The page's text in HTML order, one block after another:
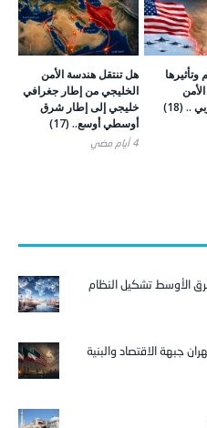
وتأثيرها
.. (18)
هل تنتقل هندسة الأمن
الخليجي من إطار جغرافي
خليجي إلى إطار شرق
أوسطي أوسع.. (17)
4 أيام ‎مضي
الأوسط تشكيل النظام
جبهة الاقتصاد والبنية